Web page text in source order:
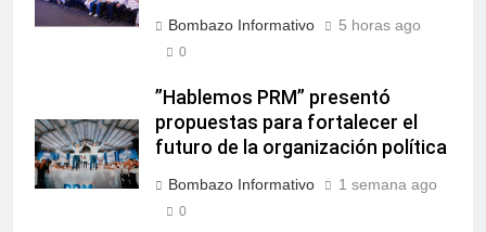
Bombazo Informativo 5 horas ago
0
”Hablemos PRM” presentó
propuestas para fortalecer el
futuro de la organización política
Bombazo Informativo 1 semana ago
0